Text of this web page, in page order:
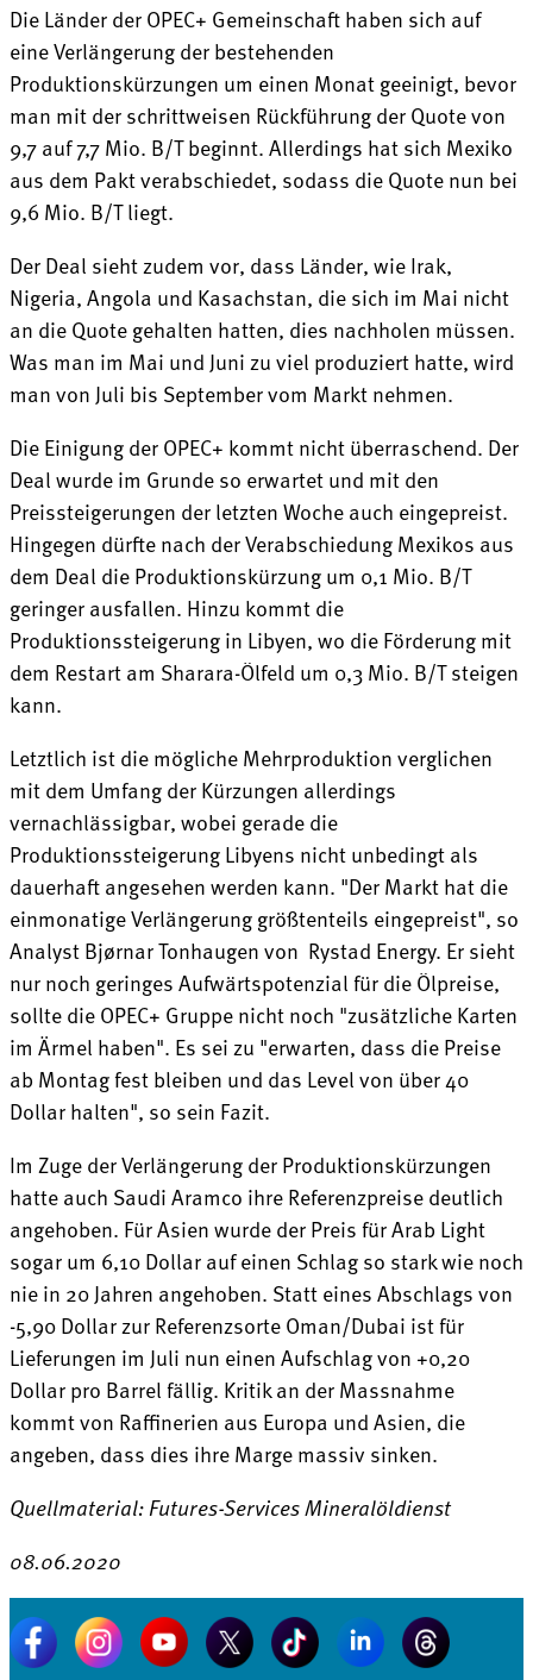
Die Länder der OPEC+ Gemeinschaft haben sich auf
eine Verlängerung der bestehenden
Produktionskürzungen um einen Monat geeinigt, bevor
man mit der schrittweisen Rückführung der Quote von
9,7 auf 7,7 Mio. B/T beginnt. Allerdings hat sich Mexiko
aus dem Pakt verabschiedet, sodass die Quote nun bei
9,6 Mio. B/T liegt.
Der Deal sieht zudem vor, dass Länder, wie Irak,
Nigeria, Angola und Kasachstan, die sich im Mai nicht
an die Quote gehalten hatten, dies nachholen müssen.
Was man im Mai und Juni zu viel produziert hatte, wird
man von Juli bis September vom Markt nehmen.
Die Einigung der OPEC+ kommt nicht überraschend. Der
Deal wurde im Grunde so erwartet und mit den
Preissteigerungen der letzten Woche auch eingepreist.
Hingegen dürfte nach der Verabschiedung Mexikos aus
dem Deal die Produktionskürzung um 0,1 Mio. B/T
geringer ausfallen. Hinzu kommt die
Produktionssteigerung in Libyen, wo die Förderung mit
dem Restart am Sharara-Ölfeld um 0,3 Mio. B/T steigen
kann.
Letztlich ist die mögliche Mehrproduktion verglichen
mit dem Umfang der Kürzungen allerdings
vernachlässigbar, wobei gerade die
Produktionssteigerung Libyens nicht unbedingt als
dauerhaft angesehen werden kann. "Der Markt hat die
einmonatige Verlängerung größtenteils eingepreist", so
Analyst Bjørnar Tonhaugen von Rystad Energy. Er sieht
nur noch geringes Aufwärtspotenzial für die Ölpreise,
sollte die OPEC+ Gruppe nicht noch "zusätzliche Karten
im Ärmel haben". Es sei zu "erwarten, dass die Preise
ab Montag fest bleiben und das Level von über 40
Dollar halten", so sein Fazit.
Im Zuge der Verlängerung der Produktionskürzungen
hatte auch Saudi Aramco ihre Referenzpreise deutlich
angehoben. Für Asien wurde der Preis für Arab Light
sogar um 6,10 Dollar auf einen Schlag so stark wie noch
nie in 20 Jahren angehoben. Statt eines Abschlags von
-5,90 Dollar zur Referenzsorte Oman/Dubai ist für
Lieferungen im Juli nun einen Aufschlag von +0,20
Dollar pro Barrel fällig. Kritik an der Massnahme
kommt von Raffinerien aus Europa und Asien, die
angeben, dass dies ihre Marge massiv sinken.
Quellmaterial: Futures-Services Mineralöldienst
08.06.2020